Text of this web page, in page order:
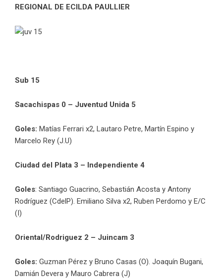
REGIONAL DE ECILDA PAULLIER
Sub 15
Sacachispas 0 – Juventud Unida 5
Goles: Matías Ferrari x2, Lautaro Petre, Martín Espino y
Marcelo Rey (J.U)
Ciudad del Plata 3 – Independiente 4
Goles: Santiago Guacrino, Sebastián Acosta y Antony
Rodríguez (CdelP). Emiliano Silva x2, Ruben Perdomo y E/C
(I)
Oriental/Rodriguez 2 – Juincam 3
Goles: Guzman Pérez y Bruno Casas (O). Joaquín Bugani,
Damián Devera y Mauro Cabrera (J)